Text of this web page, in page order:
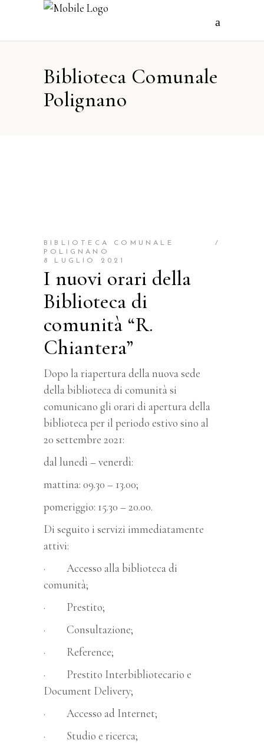
Biblioteca Comunale
Polignano
BIBLIOTECA COMUNALE
POLIGNANO
8 LUGLIO 2021
I nuovi orari della
Biblioteca di
comunità “R.
Chiantera”
Dopo la riapertura della nuova sede
della biblioteca di comunità si
comunicano gli orari di apertura della
biblioteca per il periodo estivo sino al
20 settembre 2021:
dal lunedì – venerdì:
mattina: 09.30 – 13.00;
pomeriggio: 15.30 – 20.00.
Di seguito i servizi immediatamente
attivi:
· Accesso alla biblioteca di
comunità;
· Prestito;
· Consultazione;
· Reference;
· Prestito Interbibliotecario e
Document Delivery;
· Accesso ad Internet;
· Studio e ricerca;